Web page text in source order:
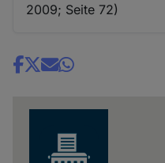
2009; Seite 72)
Share